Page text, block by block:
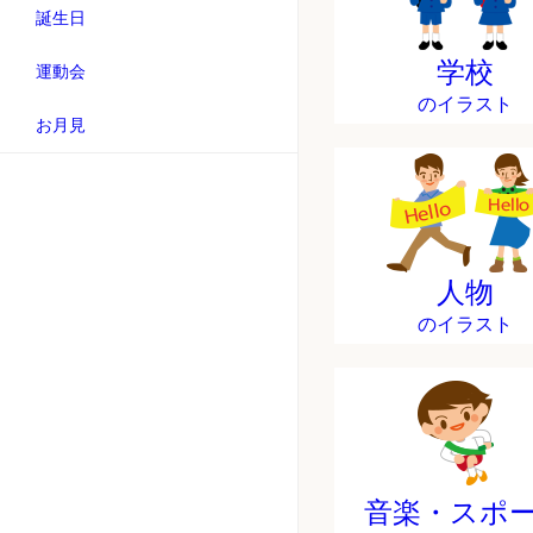
誕生日
運動会
お月見
学校
のイラスト
人物
のイラスト
音楽・スポ